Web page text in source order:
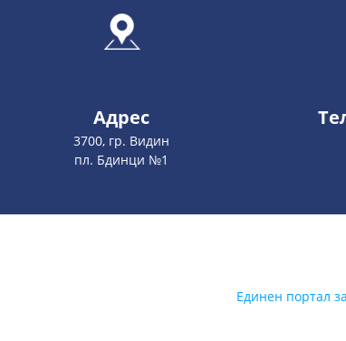
Адрес
3700, гр. Видин
пл. Бдинци №1
Единен портал